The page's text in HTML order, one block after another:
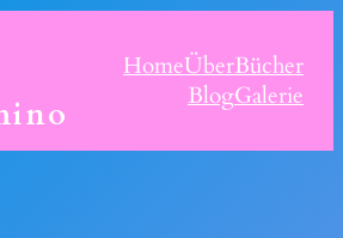
HomeÜberBücher
BlogGalerie